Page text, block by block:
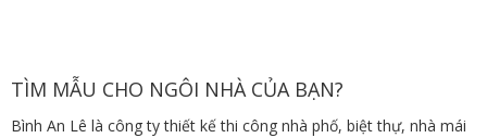
TÌM MẪU CHO NGÔI NHÀ CỦA BẠN?
Bình An Lê là công ty thiết kế thi công nhà phố, biệt thự, nhà mái